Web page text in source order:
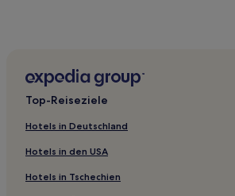
Hotels nahe Mariensztat
Hotels nahe U-Bahn-Station Rondo ONZ
Hotels nahe U-Bahn-Station Politechnika
Hotels nahe Universität Warschau
Bronisze Hotels
Top-Reiseziele
Hotels in Deutschland
Hotels in den USA
Hotels in Tschechien